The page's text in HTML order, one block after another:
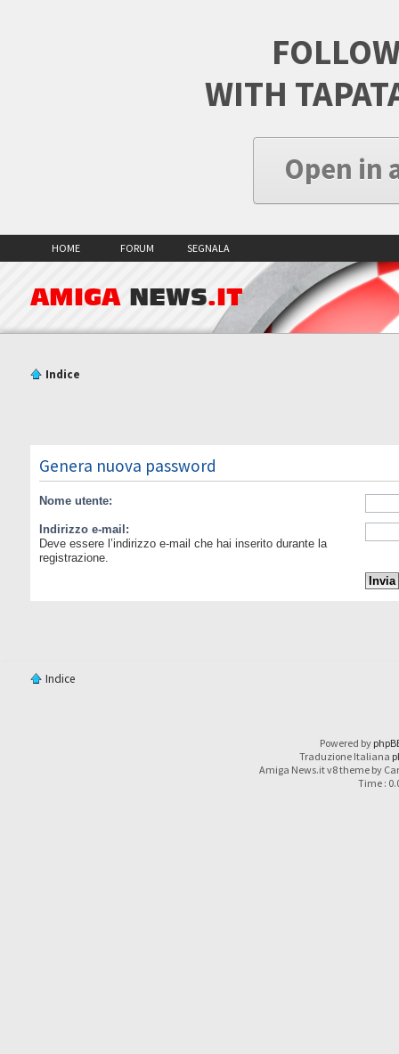
WITH
Open in
HOME FORUM SEGNALA
AMIGA NEWS.IT
Indice
Genera nuova password
Nome utente:
Indirizzo e-mail:
Deve essere l’indirizzo e-mail che hai inserito durante la
registrazione.
Indice
Powered by
Traduzione Italiana
Amiga News.it v8 theme by
Time :